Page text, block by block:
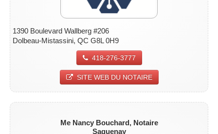
1390 Boulevard Wallberg #206
Dolbeau-Mistassini, QC G8L 0H9
418-276-3777
SITE WEB DU NOTAIRE
Me Nancy Bouchard, Notaire
Saguenay